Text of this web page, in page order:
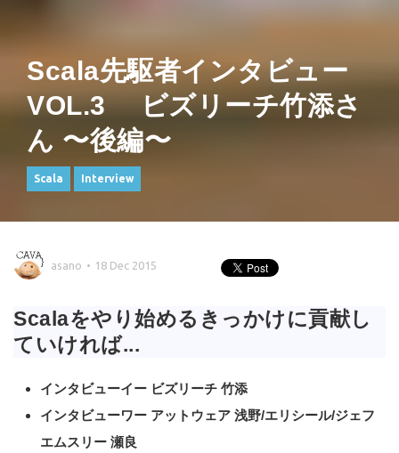
Scala先駆者インタビュー
VOL.3 ビズリーチ竹添さ
ん 〜後編〜
Scala Interview
asano 18 Dec 2015
Scalaをやり始めるきっかけに貢献し
ていければ...
インタビューイー ビズリーチ 竹添
インタビューワー アットウェア 浅野/エリシール/ジェフ
エムスリー 瀬良